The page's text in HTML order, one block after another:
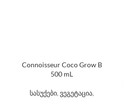
Connoisseur Coco Grow B
500 mL
სასუქები,ვეგეტაცია,